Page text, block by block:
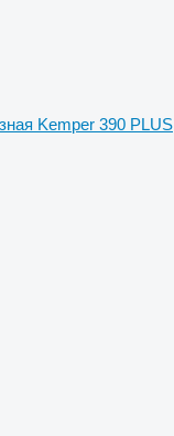
Kemper 390 PLUS